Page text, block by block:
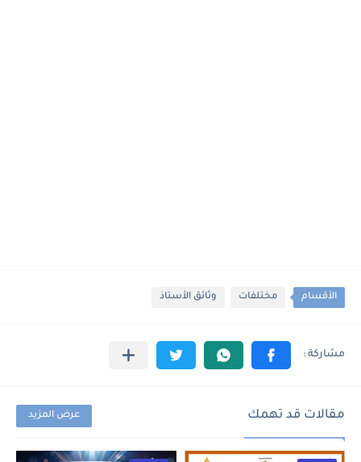
الأقسام مختلفات وثائق الأستاذ
مقالات قد تهمك عرض المزيد